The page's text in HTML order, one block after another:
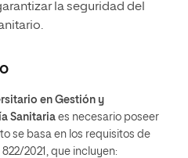
la seguridad del
en Gestión y
Sanitaria es necesario poseer
se basa en los requisitos de
2021, que incluyen: